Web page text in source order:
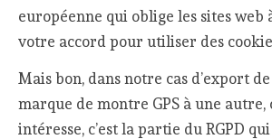
européenne qui oblige les sites web
votre accord pour utiliser des
Mais bon, dans notre cas d’export de
marque de montre GPS à une autre,
intéresse, c’est la partie du RGPD